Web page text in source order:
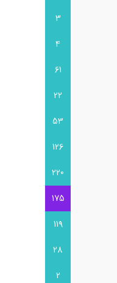
3
4
61
22
53
126
220
175
119
28
2